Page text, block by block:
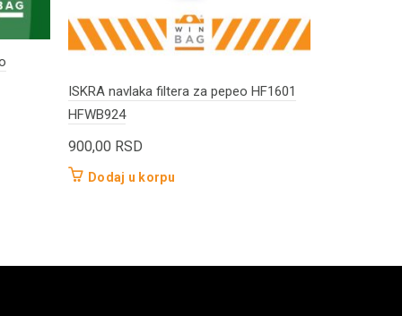
ISKRA navlaka filtera za pepeo HF1601
HFWB924
900,00 RSD
Dodaj u korpu